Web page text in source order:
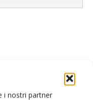
i nostri partner